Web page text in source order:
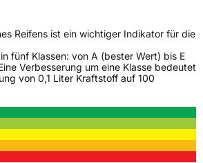
Reifens ist ein wichtiger Indikator für die
fünf Klassen: von A (bester Wert) bis E
Verbesserung um eine Klasse bedeutet
von 0,1 Liter Kraftstoff auf 100